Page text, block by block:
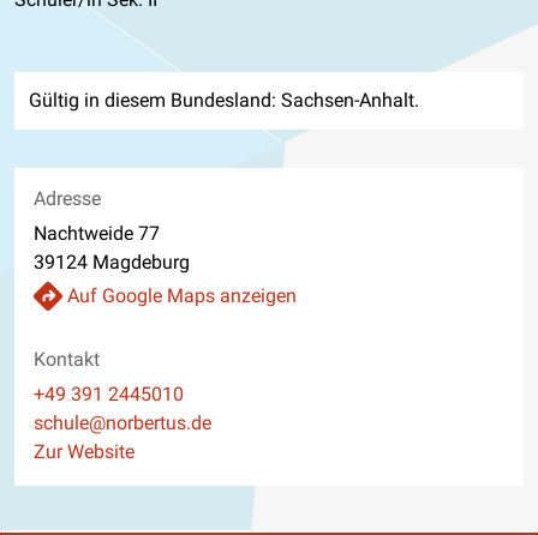
Gültig in diesem Bundesland: Sachsen-Anhalt.
Adresse
Nachtweide 77
39124 Magdeburg
Auf Google Maps anzeigen
Kontakt
Telefon
+49 391 2445010
E-Mail
schule@norbertus.de
Website
Zur Website